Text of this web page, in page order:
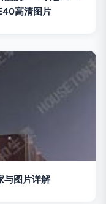
高清图片
与图片详解